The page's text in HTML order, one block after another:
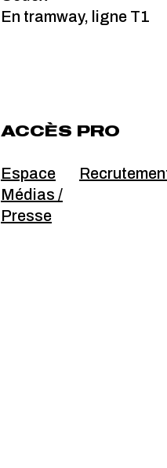
En tramway, ligne T1
ACCÈS PRO
Espace
Médias /
Presse